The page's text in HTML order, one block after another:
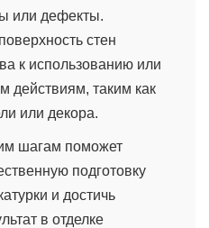
или дефекты.
стен
к использованию или
действиям, таким как
или декора.
шагам поможет
подготовку
и достичь
в отделке